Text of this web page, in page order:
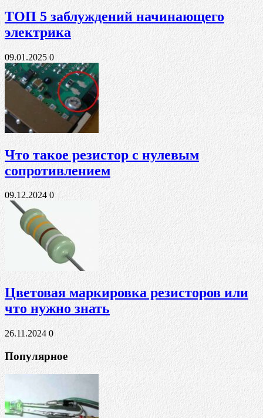
ТОП 5 заблуждений начинающего
электрика
09.01.20250
Что такое резистор с нулевым
сопротивлением
09.12.2024 0
Цветовая маркировка резисторов или
что нужно знать
26.11.2024 0
Популярное